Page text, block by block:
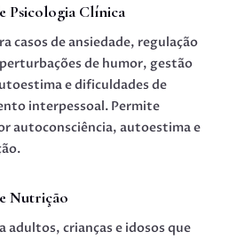
Psicologia Clínica
casos de ansiedade, regulação
de humor, gestão
e dificuldades de
interpessoal. Permite
autoconsciência, autoestima e
Nutrição
adultos, crianças e idosos que